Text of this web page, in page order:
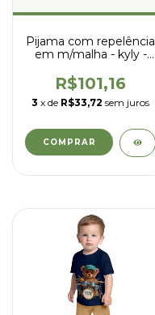
Pijama com repelência
em m/malha - kyly -
R$101,16
3 x de R$33,72 sem juros
COMPRAR